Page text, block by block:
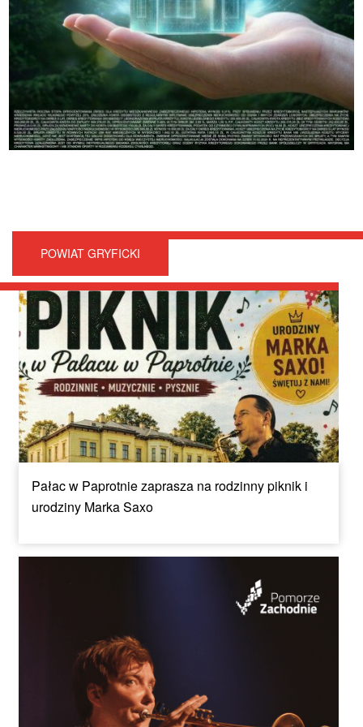
POWIAT GRYFICKI
Pałac w Paprotnie zaprasza na rodzinny piknik i
urodziny Marka Saxo